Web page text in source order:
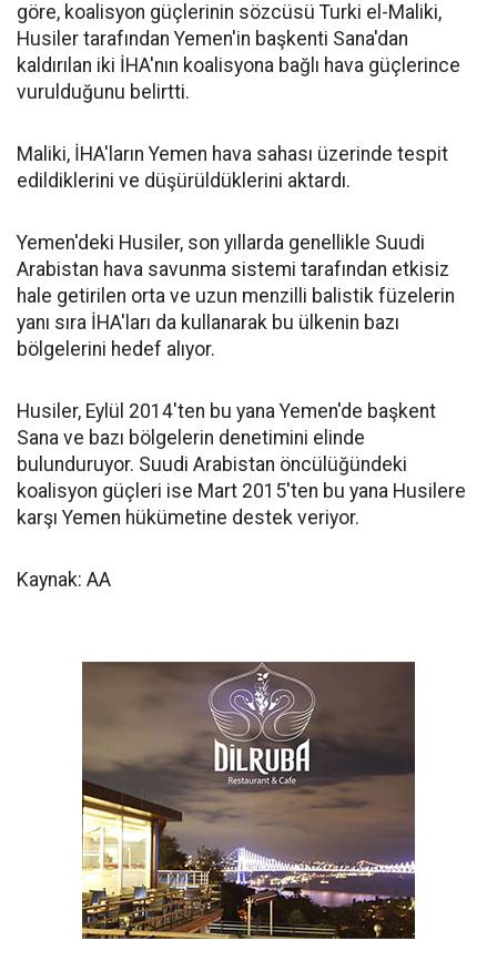
göre, koalisyon güçlerinin sözcüsü Turki el-Maliki,
Husiler tarafından Yemen'in başkenti Sana'dan
kaldırılan iki İHA'nın koalisyona bağlı hava güçlerince
vurulduğunu belirtti.
Maliki, İHA'ların Yemen hava sahası üzerinde tespit
edildiklerini ve düşürüldüklerini aktardı.
Yemen'deki Husiler, son yıllarda genellikle Suudi
Arabistan hava savunma sistemi tarafından etkisiz
hale getirilen orta ve uzun menzilli balistik füzelerin
yanı sıra İHA'ları da kullanarak bu ülkenin bazı
bölgelerini hedef alıyor.
Husiler, Eylül 2014'ten bu yana Yemen'de başkent
Sana ve bazı bölgelerin denetimini elinde
bulunduruyor. Suudi Arabistan öncülüğündeki
koalisyon güçleri ise Mart 2015'ten bu yana Husilere
karşı Yemen hükümetine destek veriyor.
Kaynak: AA